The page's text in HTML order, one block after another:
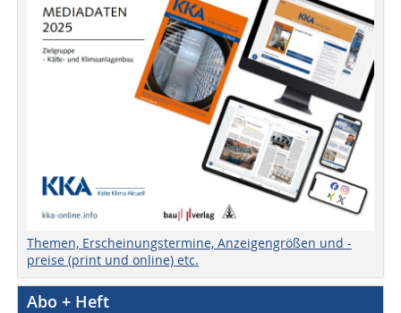
Themen, Erscheinungstermine, Anzeigengrößen und -
preise (print und online) etc.
Abo + Heft